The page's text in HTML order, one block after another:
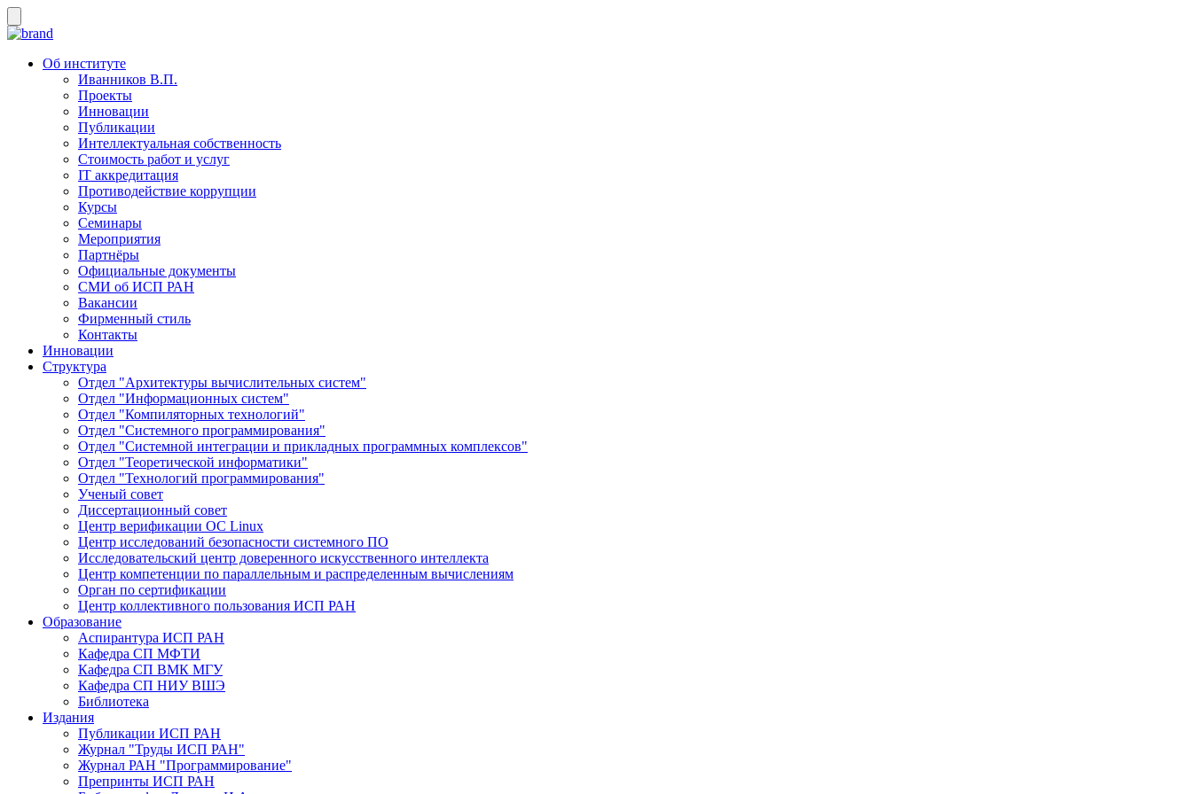
Об институте
Иванников В.П.
Проекты
Инновации
Публикации
Интеллектуальная собственность
Стоимость работ и услуг
IT аккредитация
Противодействие коррупции
Курсы
Семинары
Мероприятия
Партнёры
Официальные документы
СМИ об ИСП РАН
Вакансии
Фирменный стиль
Контакты
Инновации
Структура
Отдел "Архитектуры вычислительных систем"
Отдел "Информационных систем"
Отдел "Компиляторных технологий"
Отдел "Системного программирования"
Отдел "Системной интеграции и прикладных программных комплексов"
Отдел "Теоретической информатики"
Отдел "Технологий программирования"
Ученый совет
Диссертационный совет
Центр верификации ОС Linux
Центр исследований безопасности системного ПО
Исследовательский центр доверенного искусственного интеллекта
Центр компетенции по параллельным и распределенным вычислениям
Орган по сертификации
Центр коллективного пользования ИСП РАН
Образование
Аспирантура ИСП РАН
Кафедра СП МФТИ
Кафедра СП ВМК МГУ
Кафедра СП НИУ ВШЭ
Библиотека
Издания
Публикации ИСП РАН
Журнал "Труды ИСП РАН"
Журнал РАН "Программирование"
Препринты ИСП РАН